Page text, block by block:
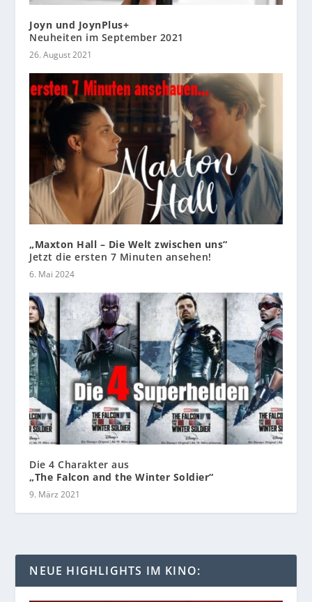
Joyn und JoynPlus+
Neuheiten im September 2021
26. August 2021
„Maxton Hall – Die Welt zwischen uns“
Jetzt die ersten 7 Minuten ansehen!
6. Mai 2024
Die 4 Charakter aus
„The Falcon and the Winter Soldier“
9. März 2021
NEUE HIGHLIGHTS IM KINO: